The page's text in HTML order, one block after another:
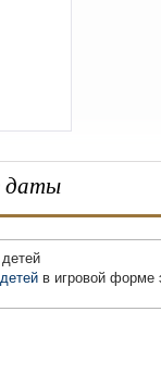
даты
в игровой форме